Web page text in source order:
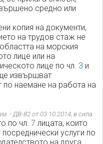
средно или
копия на документи,
на трудов стаж не
на морския
лице или на
лице по чл. 3 и
извършват
по наемане на работа на
- ДВ-82 от 03.10.2014, в сила
по чл.7 лицата, които
услуги по